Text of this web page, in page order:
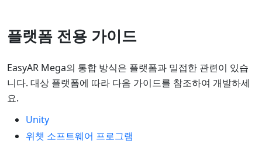
플랫폼 전용 가이드
EasyAR Mega의 통합 방식은 플랫폼과 밀접한 관련이 있습
니다. 대상 플랫폼에 따라 다음 가이드를 참조하여 개발하세
요.
Unity
위챗 소프트웨어 프로그램